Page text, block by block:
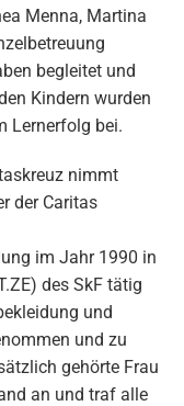
Menna, Martina
begleitet und
Kindern wurden
Lernerfolg bei.
nimmt
der Caritas
im Jahr 1990 in
des SkF tätig
und
und zu
gehörte Frau
an und traf alle